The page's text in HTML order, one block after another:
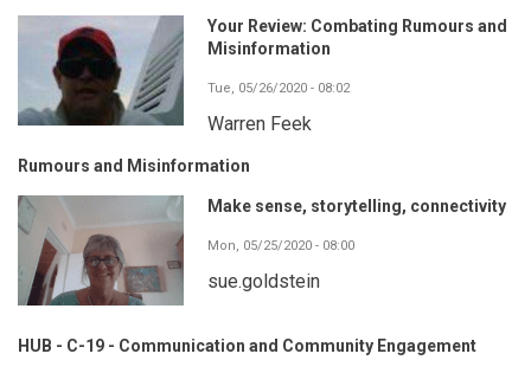
Your Review: Combating Rumours and
Misinformation
Tue, 05/26/2020 - 08:02
Warren Feek
Rumours and Misinformation
Make sense, storytelling, connectivity
Mon, 05/25/2020 - 08:00
sue.goldstein
HUB - C-19 - Communication and Community Engagement